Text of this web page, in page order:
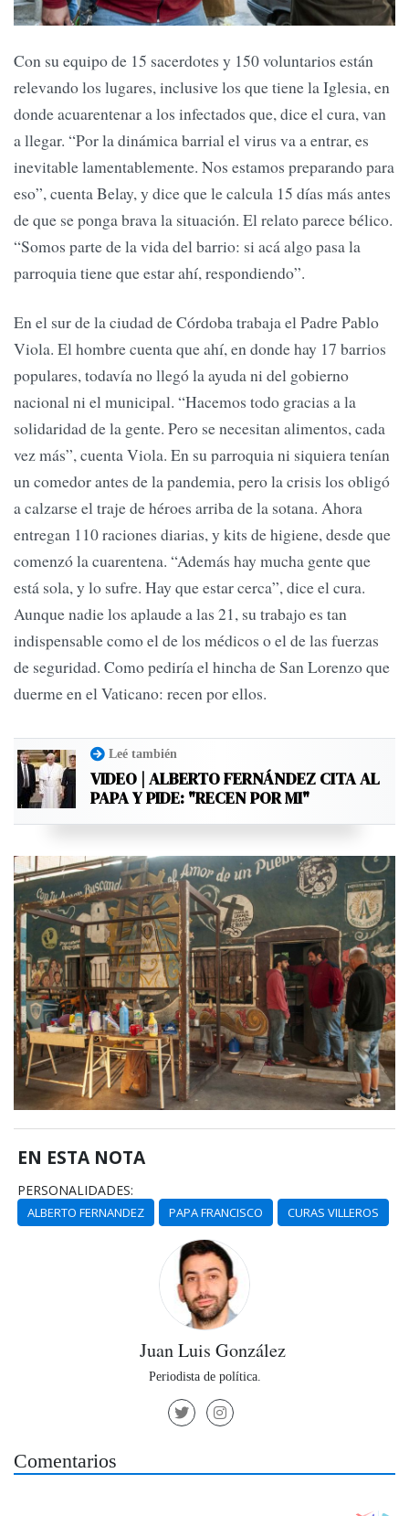
Con su equipo de 15 sacerdotes y 150 voluntarios están
relevando los lugares, inclusive los que tiene la Iglesia, en
donde acuarentenar a los infectados que, dice el cura, van
a llegar. “Por la dinámica barrial el virus va a entrar, es
inevitable lamentablemente. Nos estamos preparando para
eso”, cuenta Belay, y dice que le calcula 15 días más antes
de que se ponga brava la situación. El relato parece bélico.
“Somos parte de la vida del barrio: si acá algo pasa la
parroquia tiene que estar ahí, respondiendo”.
En el sur de la ciudad de Córdoba trabaja el Padre Pablo
Viola. El hombre cuenta que ahí, en donde hay 17 barrios
populares, todavía no llegó la ayuda ni del gobierno
nacional ni el municipal. “Hacemos todo gracias a la
solidaridad de la gente. Pero se necesitan alimentos, cada
vez más”, cuenta Viola. En su parroquia ni siquiera tenían
un comedor antes de la pandemia, pero la crisis los obligó
a calzarse el traje de héroes arriba de la sotana. Ahora
entregan 110 raciones diarias, y kits de higiene, desde que
comenzó la cuarentena. “Además hay mucha gente que
está sola, y lo sufre. Hay que estar cerca”, dice el cura.
Aunque nadie los aplaude a las 21, su trabajo es tan
indispensable como el de los médicos o el de las fuerzas
de seguridad. Como pediría el hincha de San Lorenzo que
duerme en el Vaticano: recen por ellos.
Leé también
VIDEO | ALBERTO FERNÁNDEZ CITA AL
PAPA Y PIDE: "RECEN POR MI"
EN ESTA NOTA
PERSONALIDADES:
ALBERTO FERNANDEZ PAPA FRANCISCO CURAS VILLEROS
Juan Luis González
Periodista de política.
Comentarios